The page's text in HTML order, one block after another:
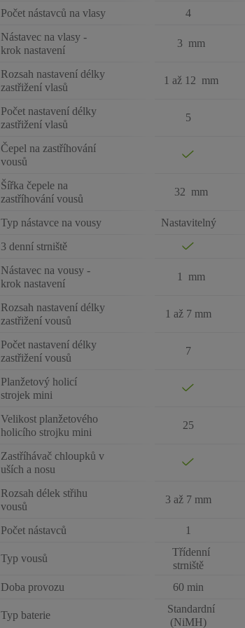
Počet nástavců na vlasy
4
Nástavec na vlasy -
krok nastavení
3 mm
Rozsah nastavení délky
zastřižení vlasů
1 až 12 mm
Počet nastavení délky
zastřižení vlasů
5
Čepel na zastříhování
vousů
Šířka čepele na
zastříhování vousů
32 mm
Typ nástavce na vousy
Nastavitelný
3 denní strniště
Nástavec na vousy -
krok nastavení
1 mm
Rozsah nastavení délky
zastřižení vousů
1 až 7 mm
Počet nastavení délky
zastřižení vousů
7
Planžetový holicí
strojek mini
Velikost planžetového
holicího strojku mini
25
Zastříhávač chloupků v
uších a nosu
Rozsah délek střihu
vousů
3 až 7 mm
Počet nástavců 1
Typ vousů
Třídenní
strniště
Doba provozu
60 min
Typ baterie
Standardní
(NiMH)